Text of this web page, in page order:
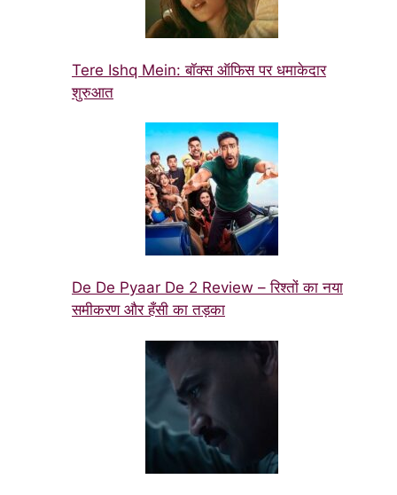
Tere Ishq Mein: बॉक्स ऑफिस पर धमाकेदार
शुरुआत
De De Pyaar De 2 Review – रिश्तों का नया
समीकरण और हँसी का तड़का